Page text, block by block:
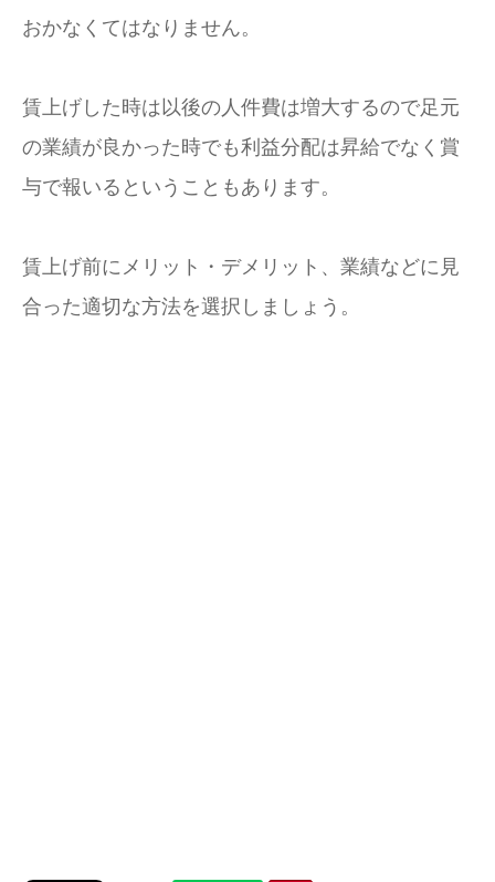
おかなくてはなりません。
賃上げした時は以後の人件費は増大するので足元
の業績が良かった時でも利益分配は昇給でなく賞
与で報いるということもあります。
賃上げ前にメリット・デメリット、業績などに見
合った適切な方法を選択しましょう。